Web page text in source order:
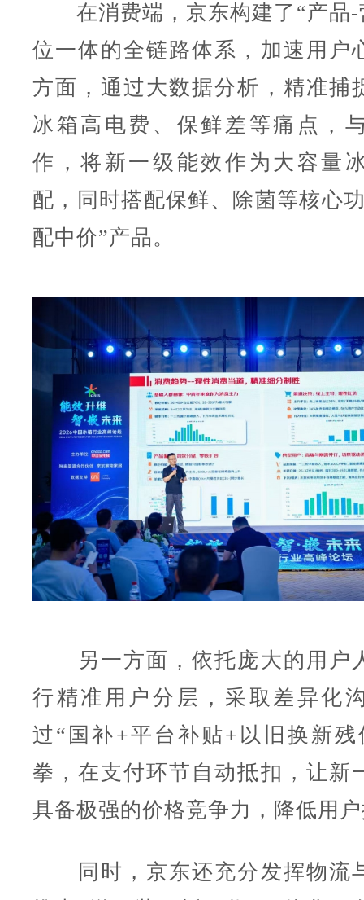
在消费端，京东构建了“产品-
位一体的全链路体系，加速用户
方面，通过大数据分析，精准捕
冰箱高电费、保鲜差等痛点，
作，将新一级能效作为大容量
配，同时搭配保鲜、除菌等核心
配中价”产品。
另一方面，依托庞大的用户
行精准用户分层，采取差异化
过“国补+平台补贴+以旧换新残
拳，在支付环节自动抵扣，让新
具备极强的价格竞争力，降低用
同时，京东还充分发挥物流